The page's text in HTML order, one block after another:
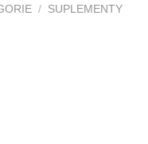
/ SUPLEMENTY